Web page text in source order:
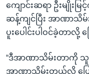
ကျောင်းဆရာ ဦးမျိုး
ဆန့်ကျင်ပြီး အာဏာသိ
ပူးပေါင်းပါဝင်ခဲ့တာလို့
“ဒီအာဏာသိမ်းတာကို
အာဏာသိမ်းတယ်လို့ ပြ